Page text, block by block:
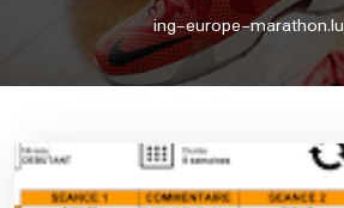
ing-europe-marathon.lu